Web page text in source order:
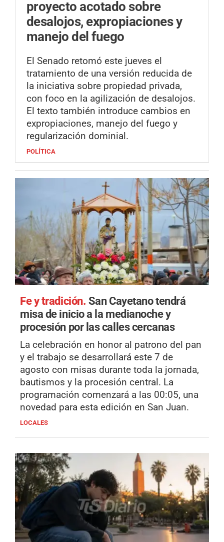
proyecto acotado sobre
desalojos, expropiaciones y
manejo del fuego
El Senado retomó este jueves el
tratamiento de una versión reducida de
la iniciativa sobre propiedad privada,
con foco en la agilización de desalojos.
El texto también introduce cambios en
expropiaciones, manejo del fuego y
regularización dominial.
POLÍTICA
Fe y tradición. San Cayetano tendrá
misa de inicio a la medianoche y
procesión por las calles cercanas
La celebración en honor al patrono del pan
y el trabajo se desarrollará este 7 de
agosto con misas durante toda la jornada,
bautismos y la procesión central. La
programación comenzará a las 00:05, una
novedad para esta edición en San Juan.
LOCALES